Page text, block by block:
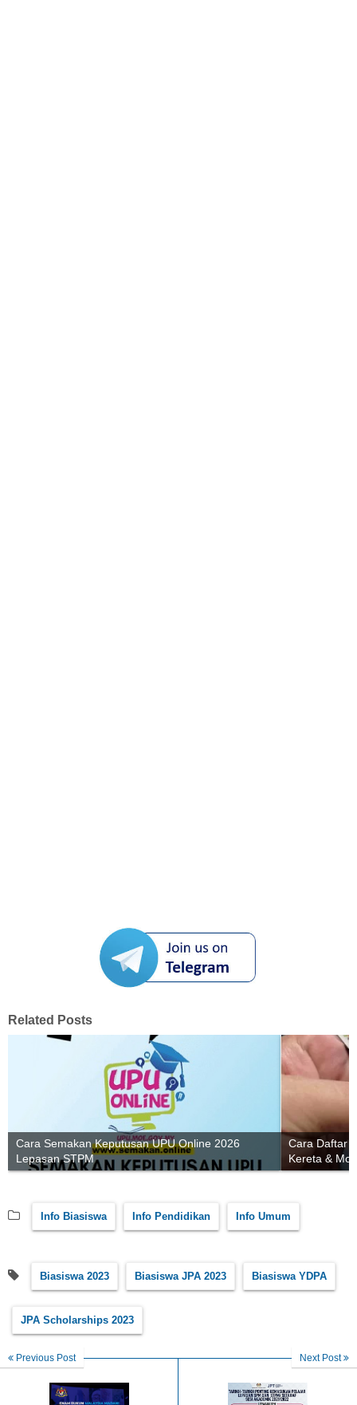
Related Posts
Cara Semakan Keputusan UPU Online 2026
Lepasan STPM
Cara Daftar
Kereta &
Info Biasiswa Info Pendidikan Info Umum
Biasiswa 2023 Biasiswa JPA 2023 Biasiswa YDPA
JPA Scholarships 2023
Previous Post Next Post